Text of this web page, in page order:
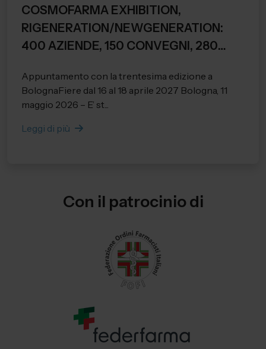
COSMOFARMA EXHIBITION,
RIGENERATION/NEWGENERATION:
400 AZIENDE, 150 CONVEGNI, 280
REGISTRATE.
Appuntamento con la trentesima edizione a
BolognaFiere dal 16 al 18 aprile 2027 Bologna, 11
maggio 2026 – E’ st...
Leggi di più
Con il patrocinio di